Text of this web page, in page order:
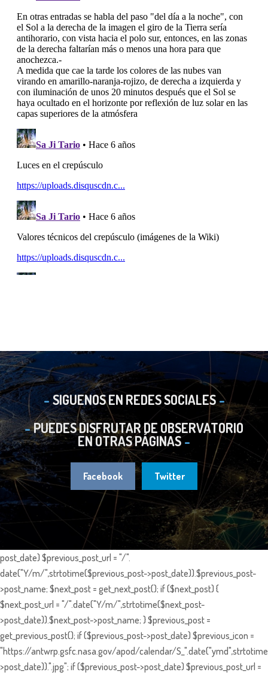
SIGUENOS EN REDES SOCIALES
PUEDES DISFRUTAR DE OBSERVATORIO
EN OTRAS PÁGINAS
Facebook Twitter
post_date) $previous_post_url = "/".
date("Y/m/",strtotime($previous_post->post_date)).$previous_post-
>post_name; $next_post = get_next_post(); if ($next_post) {
$next_post_url = "/".date("Y/m/",strtotime($next_post-
>post_date)).$next_post->post_name; } $previous_post =
get_previous_post(); if ($previous_post->post_date) $previous_icon =
"https://antwrp.gsfc.nasa.gov/apod/calendar/
>post_date)).".jpg"; if ($previous_post->post_date) $previous_post_url =